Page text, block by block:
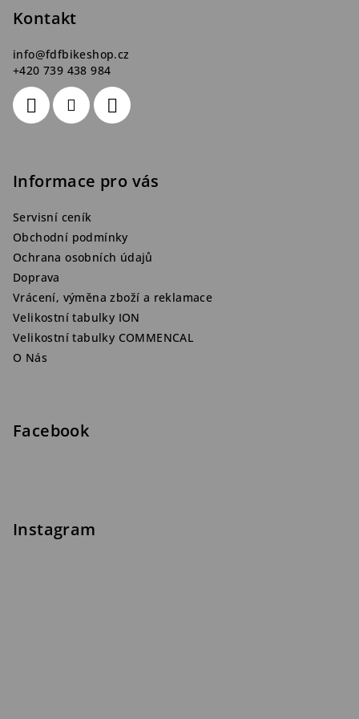
Kontakt
info@fdfbikeshop.cz
+420 739 438 984
Informace pro vás
Servisní ceník
Obchodní podmínky
Ochrana osobních údajů
Doprava
Vrácení, výměna zboží a reklamace
Velikostní tabulky ION
Velikostní tabulky COMMENCAL
O Nás
Facebook
Instagram